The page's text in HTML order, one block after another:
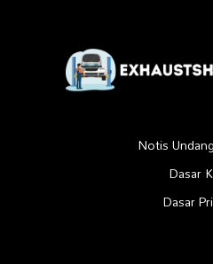
Notis
Dasar
Dasar